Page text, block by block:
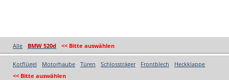
Alle BMW 520d << Bitte auswählen
Kotflügel Motorhaube Türen Schlossträger Frontblech
Heckklappe
<< Bitte auswählen